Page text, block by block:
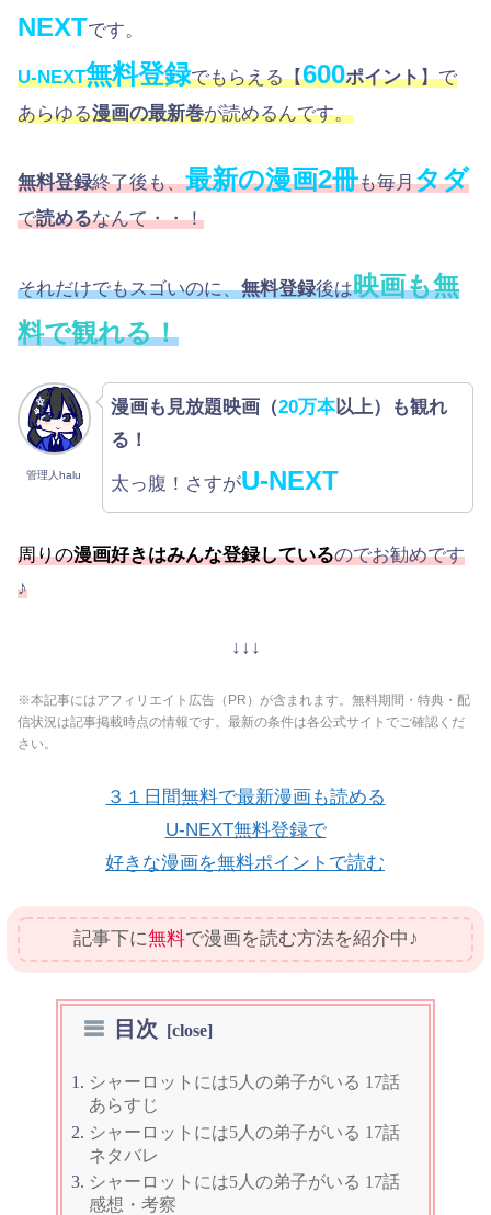
NEXTです。
U-NEXT無料登録でもらえる【600ポイント】で
あらゆる漫画の最新巻が読めるんです。
無料登録終了後も、最新の漫画2冊も毎月タダ
で読めるなんて・・！
それだけでもスゴいのに、無料登録後は映画も無
料で観れる！
管理人halu
漫画も見放題映画（20万本以上）も観れ
る！
太っ腹！さすがU-NEXT
周りの漫画好きはみんな登録しているのでお勧めです
♪
↓↓↓
※本記事にはアフィリエイト広告（PR）が含まれます。無料期間・特典・配
信状況は記事掲載時点の情報です。最新の条件は各公式サイトでご確認くだ
さい。
３１日間無料で最新漫画も読める
U-NEXT無料登録で
好きな漫画を無料ポイントで読む
記事下に無料で漫画を読む方法を紹介中♪
目次
シャーロットには5人の弟子がいる 17話
あらすじ
シャーロットには5人の弟子がいる 17話
ネタバレ
シャーロットには5人の弟子がいる 17話
感想・考察